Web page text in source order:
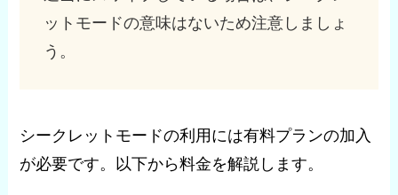
ットモードの意味はないため注意しましょ
う。
シークレットモードの利用には有料プランの加入
が必要です。以下から料金を解説します。